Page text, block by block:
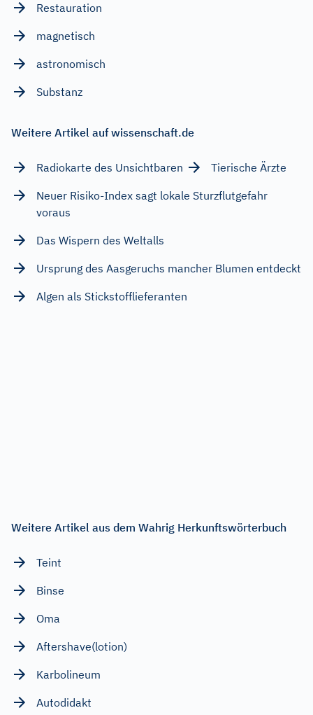
Restauration
magnetisch
astronomisch
Substanz
Weitere Artikel auf wissenschaft.de
Radiokarte des Unsichtbaren
Tierische Ärzte
Neuer Risiko-Index sagt lokale Sturzflutgefahr
voraus
Das Wispern des Weltalls
Ursprung des Aasgeruchs mancher Blumen entdeckt
Algen als Stickstofflieferanten
Weitere Artikel aus dem Wahrig Herkunftswörterbuch
Teint
Binse
Oma
Aftershave(lotion)
Karbolineum
Autodidakt